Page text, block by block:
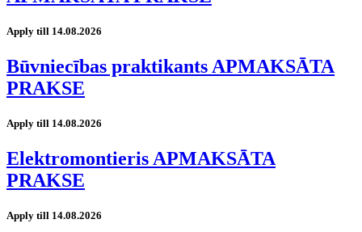
Apply till 14.08.2026
Būvniecības praktikants APMAKSĀTA
PRAKSE
Apply till 14.08.2026
Elektromontieris APMAKSĀTA
PRAKSE
Apply till 14.08.2026